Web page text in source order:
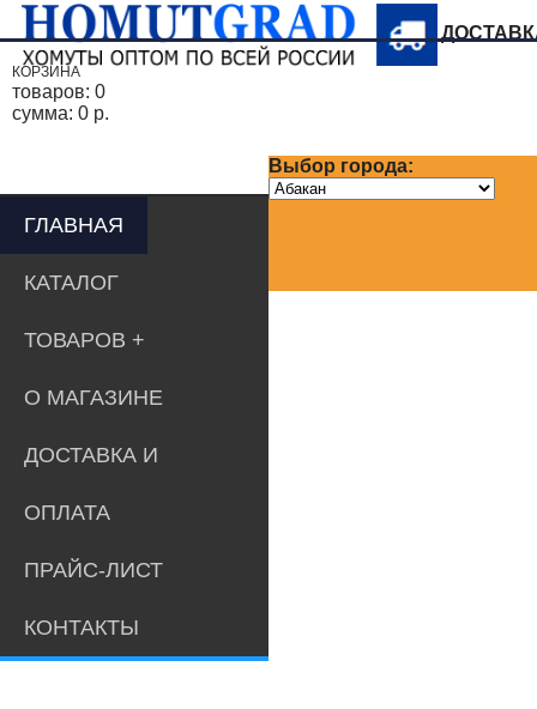
Выбор города:
КОРЗИНА
товаров: 0
сумма: 0 р.
ГЛАВНАЯ
КАТАЛОГ
ТОВАРОВ
О МАГАЗИНЕ
ДОСТАВКА И
ОПЛАТА
ПРАЙС-ЛИСТ
КОНТАКТЫ